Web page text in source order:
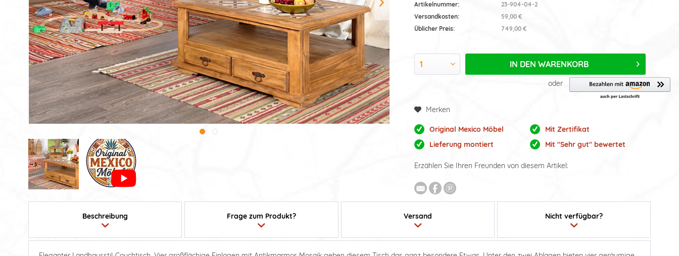
Artikelnummer:
23-904-04-2
Versandkosten:
59,00 €
Üblicher Preis:
749,00 €
IN DEN WARENKORB
oder
Merken
Original Mexico Möbel
Mit Zertifikat
Lieferung montiert
Mit "Sehr gut" bewertet
Erzählen Sie Ihren Freunden von diesem Artikel:
Beschreibung Frage zum Produkt? Versand Nicht verfügbar?